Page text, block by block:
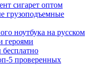
сигарет оптом
грузоподъемные
ноутбука на русском
героями
5 проверенных